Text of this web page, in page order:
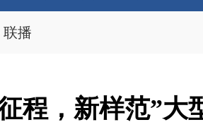
联播
程，新样范”大